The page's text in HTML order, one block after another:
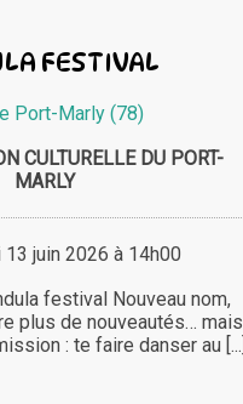
FESTIVAL
Port-Marly (78)
CULTURELLE DU PORT-
MARLY
juin 2026 à 14h00
festival Nouveau nom,
plus de nouveautés… mais
: te faire danser au [...]